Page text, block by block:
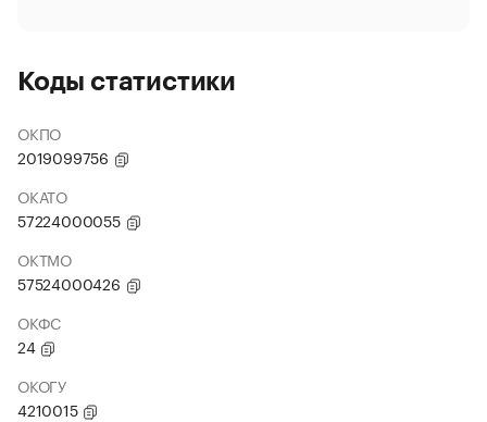
Коды статистики
ОКПО
2019099756
ОКАТО
57224000055
ОКТМО
57524000426
ОКФС
24
ОКОГУ
4210015